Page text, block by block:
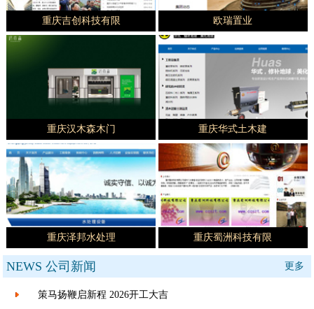
重庆吉创科技有限 欧瑞置业
重庆汉木森木门 重庆华式土木建
重庆泽邦水处理 重庆蜀洲科技有限
NEWS 公司新闻 更多
策马扬鞭启新程 2026开工大吉